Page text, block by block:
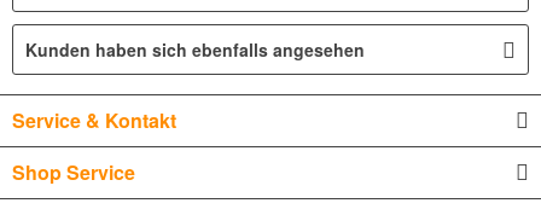
Kunden haben sich ebenfalls angesehen
Service & Kontakt
Shop Service